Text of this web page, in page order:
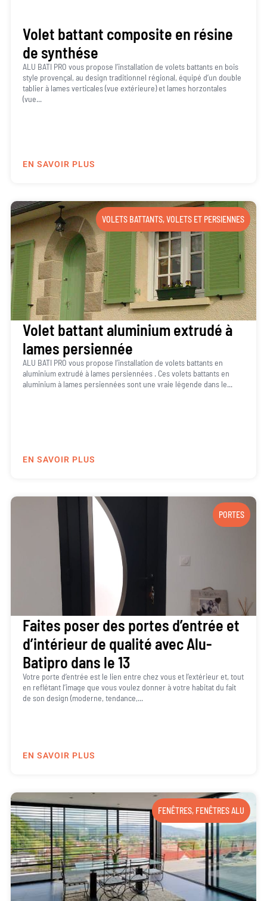
Volet battant composite en résine
de synthése
ALU BATI PRO vous propose l’installation de volets battants en bois
style provençal, au design traditionnel régional, équipé d’un double
tablier à lames verticales (vue extérieure) et lames horzontales
(vue...
EN SAVOIR PLUS
VOLETS BATTANTS,VOLETS ET PERSIENNES
Volet battant aluminium extrudé à
lames persiennée
ALU BATI PRO vous propose l’installation de volets battants en
aluminium extrudé à lames persiennées . Ces volets battants en
aluminium à lames persiennées sont une vraie légende dans le...
EN SAVOIR PLUS
PORTES
Faites poser des portes d’entrée et
d’intérieur de qualité avec Alu-
Batipro dans le 13
Votre porte d’entrée est le lien entre chez vous et l’extérieur et, tout
en reflétant l’image que vous voulez donner à votre habitat du fait
de son design (moderne, tendance,...
EN SAVOIR PLUS
FENÊTRES, FENÊTRES ALU